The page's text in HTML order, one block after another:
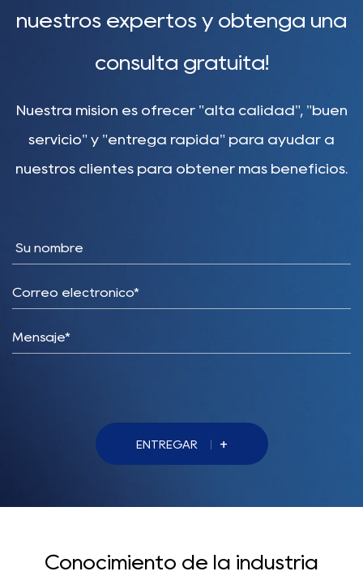
nuestros expertos y obtenga una
consulta gratuita!
Nuestra misión es ofrecer "alta calidad", "buen
servicio" y "entrega rápida" para ayudar a
nuestros clientes para obtener más beneficios.
ENTREGAR +
Conocimiento de la industria